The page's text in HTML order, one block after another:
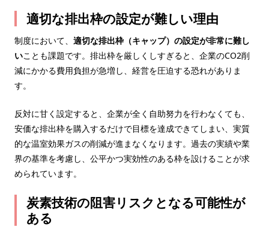
適切な排出枠の設定が難しい理由
制度において、 適切な排出枠（キャップ）の設定が非常に難し
いことも課題です。排出枠を厳しくしすぎると、企業のCO2削
減にかかる費用負担が急増し、経営を圧迫する恐れがありま
す。
反対に甘く設定すると、企業が全く自助努力を行わなくても、
安価な排出枠を購入するだけで目標を達成できてしまい、実質
的な温室効果ガスの削減が進まなくなります。過去の実績や業
界の基準を考慮し、公平かつ実効性のある枠を設けることが求
められています。
炭素技術の阻害リスクとなる可能性が
ある